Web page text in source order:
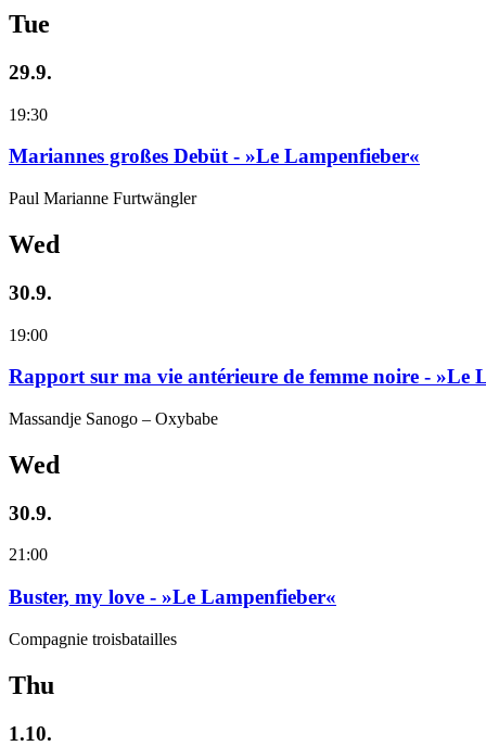
Tue
29.9.
19:30
Mariannes großes Debüt - »Le Lampenfieber«
Paul Marianne Furtwängler
Wed
30.9.
19:00
Rapport sur ma vie antérieure de femme noire - »Le
Massandje Sanogo – Oxybabe
Wed
30.9.
21:00
Buster, my love - »Le Lampenfieber«
Compagnie troisbatailles
Thu
1.10.